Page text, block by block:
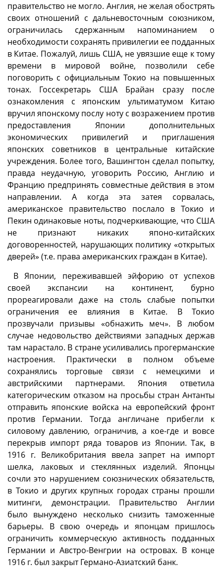
правительство не могло. Англия, не желая обострять
своих отношений с дальневосточным союзником,
ограничилась сдержанным напоминанием о
необходимости сохранять привилегии ее подданных
в Китае. Пожалуй, лишь США, не увязшие еще к тому
времени в мировой войне, позволили себе
поговорить с официальным Токио на повышенных
тонах. Госсекретарь США Брайан сразу после
ознакомления с японским ультиматумом Китаю
вручил японскому послу ноту с возражением против
предоставления Японии дополнительных
экономических привилегий и приглашения
японских советников в центральные китайские
учреждения. Более того, Вашингтон сделал попытку,
правда неудачную, уговорить Россию, Англию и
Францию предпринять совместные действия в этом
направлении. А когда эта затея сорвалась,
американское правительство послало в Токио и
Пекин одинаковые ноты, подчеркивающие, что США
не признают никаких японо-китайских
договоренностей, нарушающих политику «открытых
дверей» (т.е. права американских граждан в Китае).
В Японии, переживавшей эйфорию от успехов
своей экспансии на континент, бурно
прореагировали даже на столь слабые попытки
ограничения ее влияния в Китае. В Токио
прозвучали призывы «обнажить меч». В любом
случае недовольство действиями западных держав
там нарастало. В стране усиливались прогерманские
настроения. Практически в полном объеме
сохранялись торговые связи с немецкими и
австрийскими партнерами. Япония ответила
категорическим отказом на просьбы стран Антанты
отправить японские войска на европейский фронт
против Германии. Тогда англичане прибегли к
силовому давлению, ограничив, а кое-где и вовсе
перекрыв импорт ряда товаров из Японии. Так, в
1916 г. Великобритания ввела запрет на импорт
шелка, лаковых и стеклянных изделий. Японцы
сочли это нарушением союзнических обязательств,
в Токио и других крупных городах страны прошли
митинги, демонстрации. Правительство Англии
было вынуждено несколько снизить таможенные
барьеры. В свою очередь и японцам пришлось
ограничить коммерческую активность подданных
Германии и Австро-Венгрии на островах. В конце
1916 г. был закрыт Германо-Азиатский банк.